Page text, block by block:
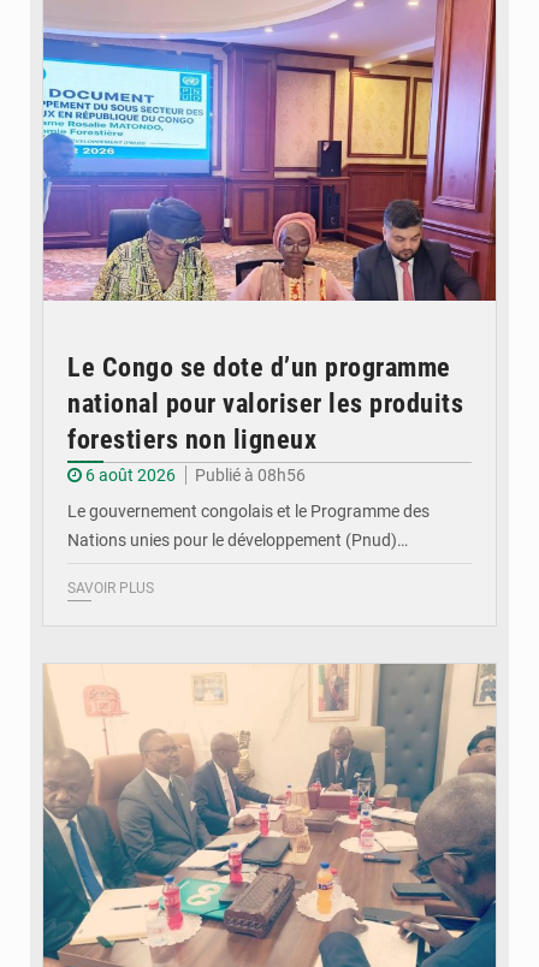
Le Congo se dote d’un programme
national pour valoriser les produits
forestiers non ligneux
6 août 2026
Publié à 08h56
Le gouvernement congolais et le Programme des
Nations unies pour le développement (Pnud)…
SAVOIR PLUS